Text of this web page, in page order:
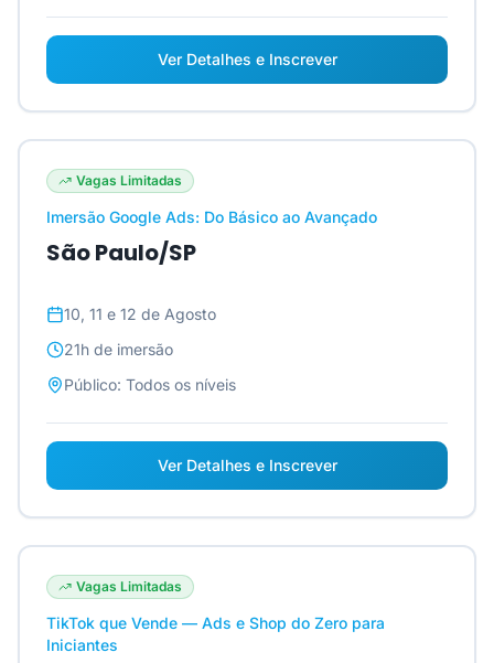
Ver Detalhes e Inscrever
Vagas Limitadas
Imersão Google Ads: Do Básico ao Avançado
São Paulo/SP
10, 11 e 12 de Agosto
21h de imersão
Público: Todos os níveis
Ver Detalhes e Inscrever
Vagas Limitadas
TikTok que Vende — Ads e Shop do Zero para
Iniciantes